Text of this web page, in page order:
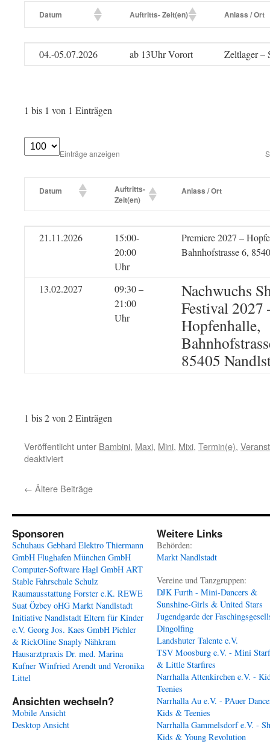
Datum Auftritts- Zeit(en) Anlass / Ort
Datum Auftritts- Zeit(en) Anlass / Ort
04.-05.07.2026 ab 13Uhr Vorort Zeltlager –
1 bis 1 von 1 Einträgen
Einträge anzeigen
Datum
Auftritts-
Zeit(en)
Anlass / Ort
Datum
Auftritts-
Zeit(en)
Anlass / Ort
21.11.2026
15:00-
20:00
Uhr
Premiere 2027 –
Bahnhofstrasse 6,
13.02.2027
09:30 –
21:00
Uhr
Nachwuchs
Festival 2027
Hopfenhalle,
85405
1 bis 2 von 2 Einträgen
Veröffentlicht unter Bambini, Maxi, Mini, Mixi, Termin(e),
deaktiviertfür
← Ältere Beiträge
Sponsoren
Schuhaus Gebhard Elektro Thiermann
GmbH Flughafen München GmbH
Computer-Software Hagl GmbH ART
Stable Fahrschule Schulz
Raumausstattung Forster e.K. REWE
Suat Özbey oHG Markt Nandlstadt
Initiative Nandlstadt Eltern für Kinder
e.V. Georg Jos. Kaes GmbH Pichler
& RickOline Snaply Nähkram
Hausarztpraxis Dr. med. Marina
Kufner Winfried Arendt und Veronika
Littel
Ansichten wechseln?
Mobile Ansicht
Desktop Ansicht
Weitere Links
Behörden:
Markt Nandlstadt
Vereine und Tanzgruppen:
DJK Furth - Mini-Dancers &
Sunshine-Girls & United Stars
Jugendgarde der
Dingolfing
Landshuter Talente e.V.
TSV Moosburg e.V. - Mini
& Little Starfires
Narrhalla Attenkirchen e.V. -
Teenies
Narrhalla Au e.V. - PAuer
Kids & Teenies
Narrhalla Gammelsdorf e.V. -
Kids & Young Revolution